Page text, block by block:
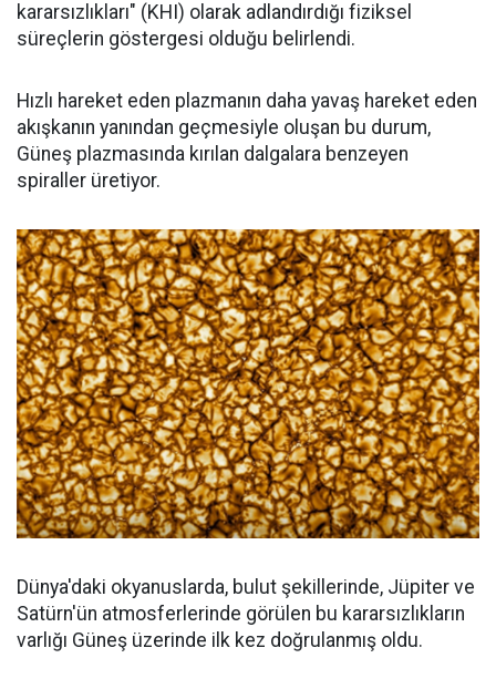
kararsızlıkları" (KHI) olarak adlandırdığı fiziksel
süreçlerin göstergesi olduğu belirlendi.
Hızlı hareket eden plazmanın daha yavaş hareket eden
akışkanın yanından geçmesiyle oluşan bu durum,
Güneş plazmasında kırılan dalgalara benzeyen
spiraller üretiyor.
Dünya'daki okyanuslarda, bulut şekillerinde, Jüpiter ve
Satürn'ün atmosferlerinde görülen bu kararsızlıkların
varlığı Güneş üzerinde ilk kez doğrulanmış oldu.